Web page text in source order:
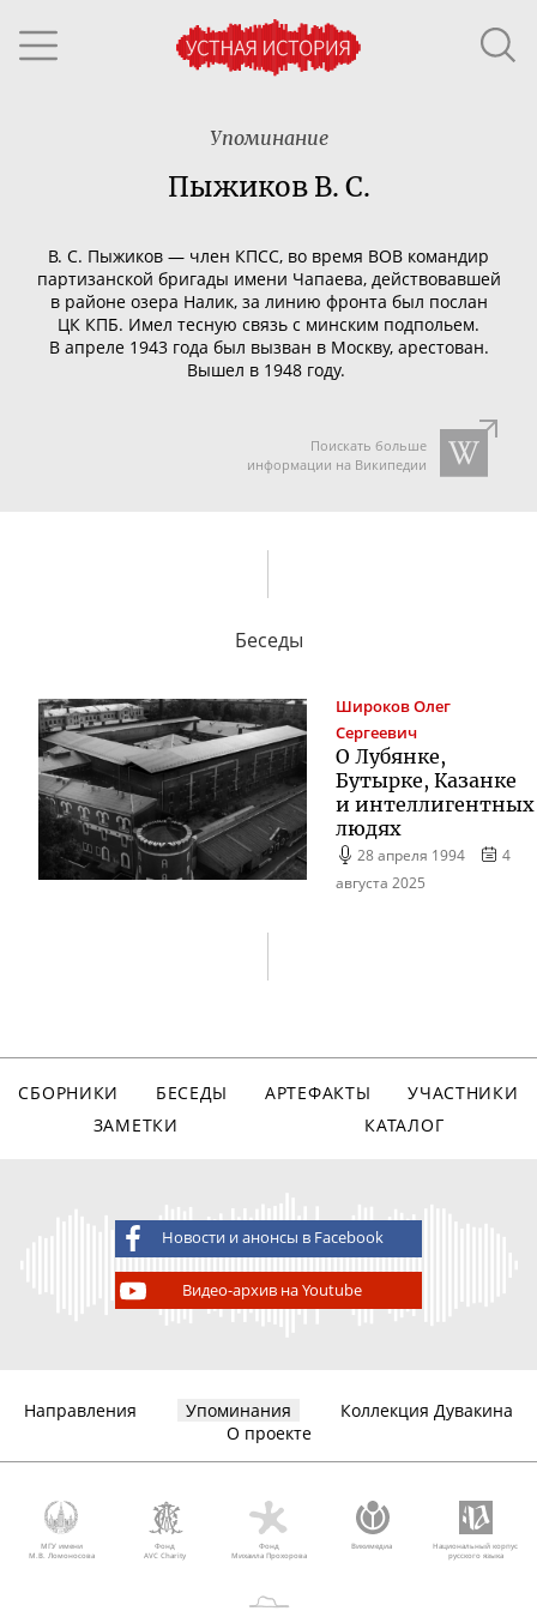
Упоминание
Пыжиков B. C.
B. C. Пыжиков — член КПСС, во время ВОВ командир
партизанской бригады имени Чапаева, действовавшей
в районе озера Налик, за линию фронта был послан
ЦК КПБ. Имел тесную связь с минским подпольем.
В апреле 1943 года был вызван в Москву, арестован.
Вышел в 1948 году.
Поискать больше
информации на Википедии
Беседы
ШироковОлег
Сергеевич
О Лубянке,
Бутырке, Казанке
и интеллигентных
людях
28 апреля 1994
4
августа 2025
СБОРНИКИ БЕСЕДЫ АРТЕФАКТЫ
УЧАСТНИКИ
ЗАМЕТКИ
КАТАЛОГ
Новости и анонсы в Facebook
Видео-архив на Youtube
Направления Упоминания
Коллекция Дувакина
О проекте
МГУ имени
М.В. Ломоносова
Фонд
AVC Charity
Фонд
Михаила Прохорова
Викимедиа
Национальный корпус
русского языка